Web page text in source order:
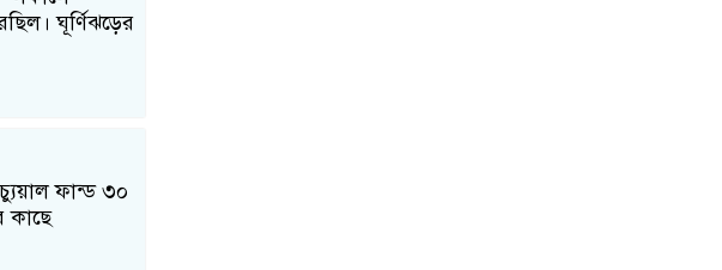
ঘূর্ণিঝড়ের
ফান্ড ৩০
কাছে